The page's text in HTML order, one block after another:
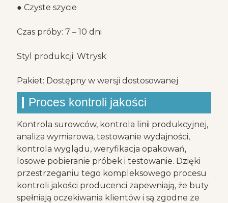
● Czyste szycie
Czas próby: 7 – 10 dni
Styl produkcji: Wtrysk
Pakiet: Dostępny w wersji dostosowanej
Proces kontroli jakości
Kontrola surowców, kontrola linii produkcyjnej,
analiza wymiarowa, testowanie wydajności,
kontrola wyglądu, weryfikacja opakowań,
losowe pobieranie próbek i testowanie. Dzięki
przestrzeganiu tego kompleksowego procesu
kontroli jakości producenci zapewniają, że buty
spełniają oczekiwania klientów i są zgodne ze